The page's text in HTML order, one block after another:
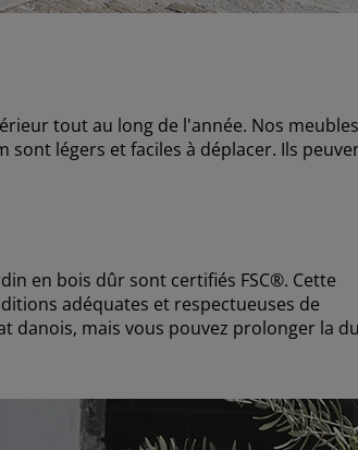
tout au long de l'année. Nos
légers et faciles à déplacer. Ils
en bois dûr sont certifiés FSC®. Cette
adéquates et respectueuses de
danois, mais vous pouvez prolonger la